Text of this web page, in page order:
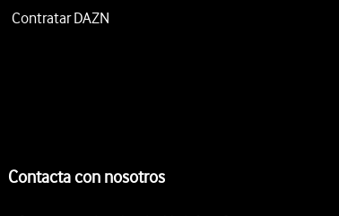
Contratar DAZN
Contacta con nosotros